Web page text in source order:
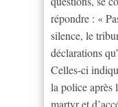
répondre : «
silence, le
déclarations
Celles-ci
la police après
martyr et